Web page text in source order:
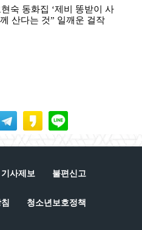
숙 동화집 ‘제비 똥받이 사
산다는 것” 일깨운 걸작
기사제보 불편신고
청소년보호정책